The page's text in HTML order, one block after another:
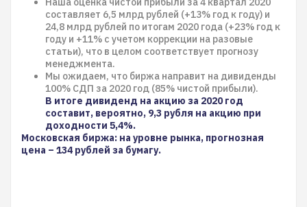
составляет 6,5 млрд рублей (+13% год к году) и
24,8 млрд рублей по итогам 2020 года (+23% год к
году и +11% с учетом коррекции на разовые
статьи), что в целом соответствует прогнозу
менеджмента.
Мы ожидаем, что биржа направит на дивиденды
100% СДП за 2020 год (85% чистой прибыли).
В итоге дивиденд на акцию за 2020 год
составит, вероятно, 9,3 рубля на акцию при
доходности 5,4%.
Московская биржа: на уровне рынка, прогнозная
цена – 134 рублей за бумагу.